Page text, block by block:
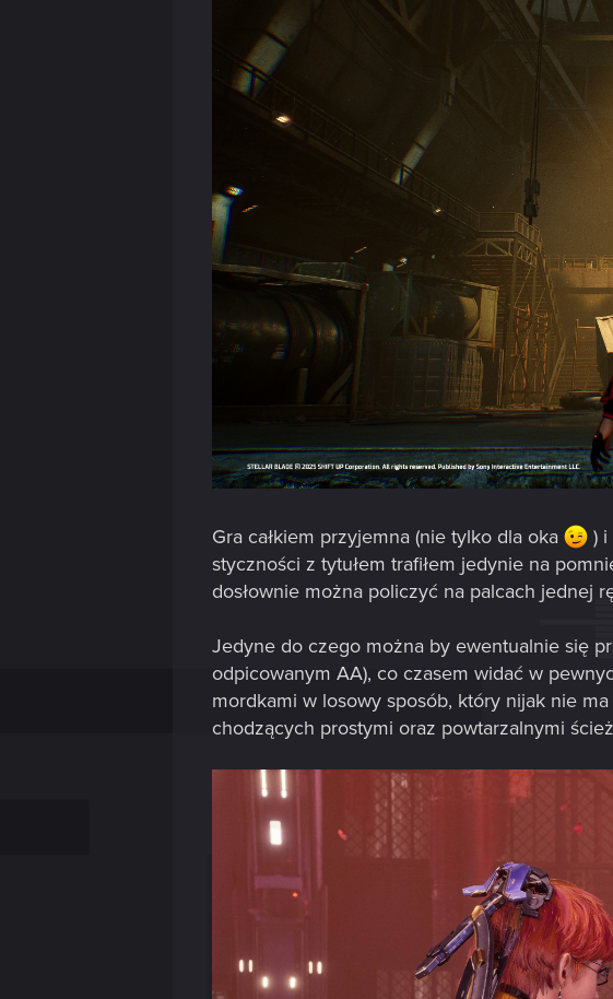
Gra całkiem przyjemna (nie tylko dla oka
)
styczności z tytułem trafiłem jedynie na
dosłownie można policzyć na palcach jednej
Jedyne do czego można by ewentualnie się
odpicowanym AA), co czasem widać w
mordkami w losowy sposób, który nijak nie
chodzących prostymi oraz powtarzalnymi